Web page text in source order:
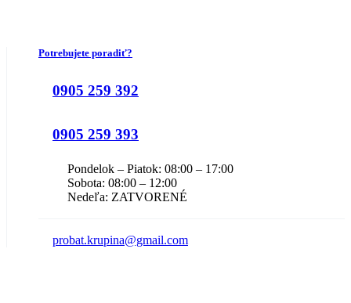
Potrebujete poradiť?
0905 259 392
0905 259 393
Pondelok – Piatok: 08:00 – 17:00
Sobota: 08:00 – 12:00
Nedeľa: ZATVORENÉ
probat.krupina@gmail.com